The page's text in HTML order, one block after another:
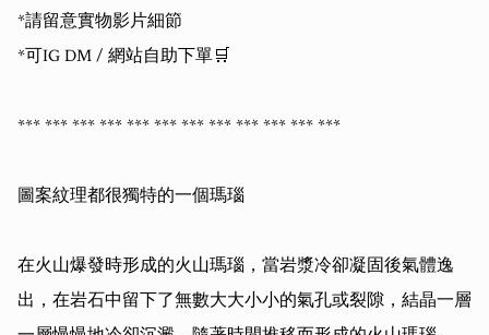
*請留意實物影片細節
*可IG DM / 網站自助下單🛒
*** *** *** *** *** *** *** *** *** *** *** ***
圖案紋理都很獨特的一個瑪瑙
在火山爆發時形成的火山瑪瑙，當岩漿冷卻凝固後氣體逸
出，在岩石中留下了無數大大小小的氣孔或裂隙，結晶一層